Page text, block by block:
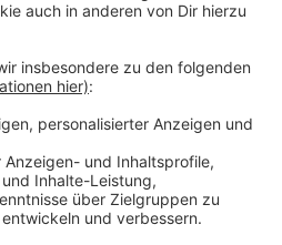
schnell an die Kunden
Wupsi jetzt noch einmal ihre
hatte es zuletzt technische
kurzfristige Ausfälle nicht